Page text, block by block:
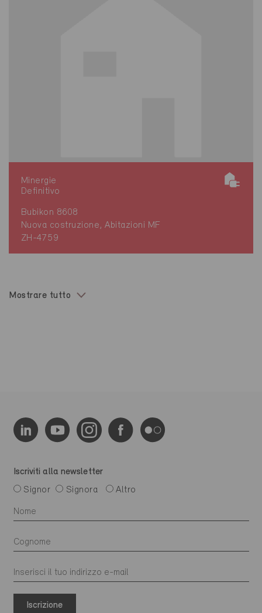
Minergie
Definitivo
Bubikon 8608
Nuova costruzione, Abitazioni MF
ZH-4759
Mostrare tutto
Iscriviti alla newsletter
Signor
Signora Altro
Iscrizione